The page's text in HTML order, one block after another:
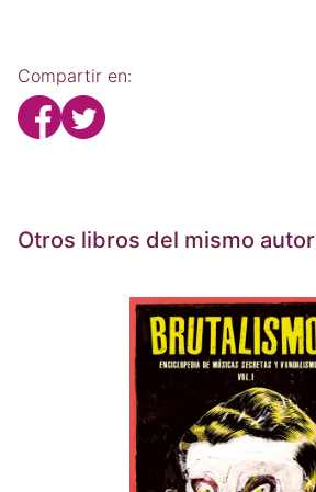
Compartir en:
Otros libros del mismo autor